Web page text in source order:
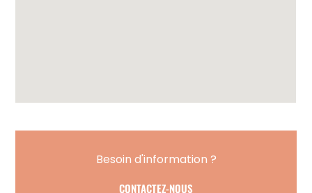
Besoin d'information ?
CONTACTEZ-NOUS